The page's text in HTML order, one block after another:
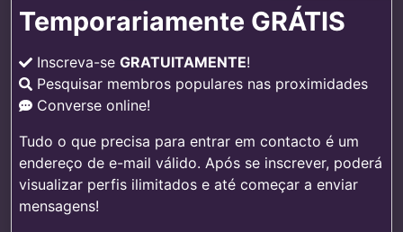
Temporariamente GRÁTIS
Inscreva-se GRATUITAMENTE!
Pesquisar membros populares nas proximidades
Converse online!
Tudo o que precisa para entrar em contacto é um
endereço de e-mail válido. Após se inscrever, poderá
visualizar perfis ilimitados e até começar a enviar
mensagens!